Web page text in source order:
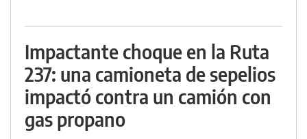
Impactante choque en la Ruta
237: una camioneta de sepelios
impactó contra un camión con
gas propano